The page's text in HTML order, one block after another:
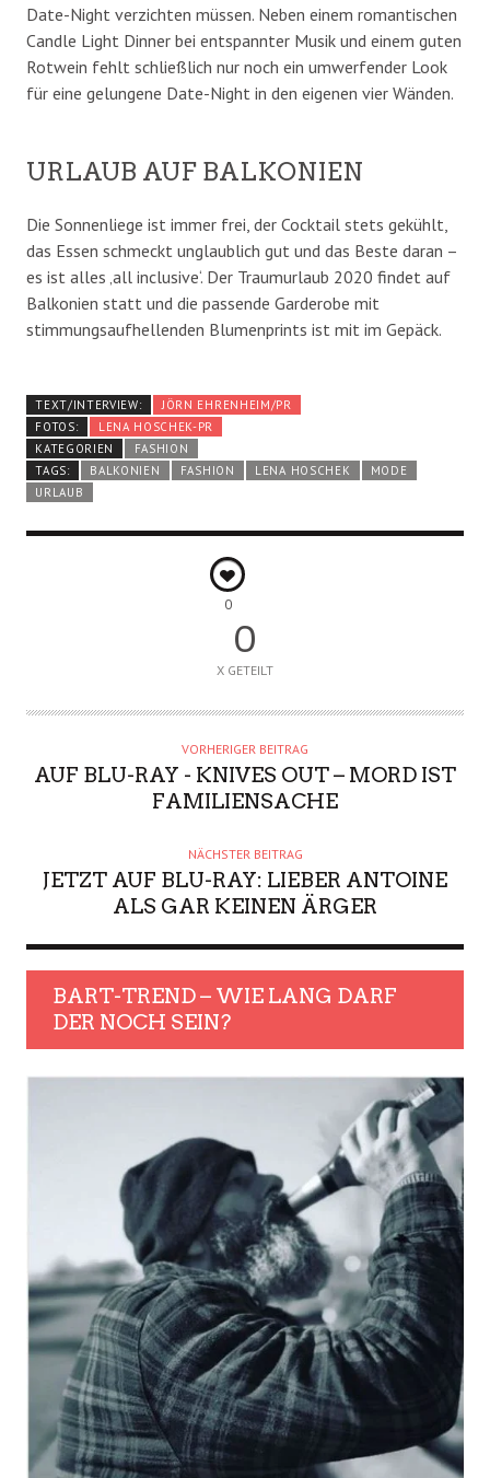
Date-Night verzichten müssen. Neben einem romantischen
Candle Light Dinner bei entspannter Musik und einem guten
Rotwein fehlt schließlich nur noch ein umwerfender Look
für eine gelungene Date-Night in den eigenen vier Wänden.
URLAUB AUF BALKONIEN
Die Sonnenliege ist immer frei, der Cocktail stets gekühlt,
das Essen schmeckt unglaublich gut und das Beste daran –
es ist alles ‚all inclusive‘. Der Traumurlaub 2020 findet auf
Balkonien statt und die passende Garderobe mit
stimmungsaufhellenden Blumenprints ist mit im Gepäck.
TEXT/INTERVIEW:
JÖRN EHRENHEIM/PR
FOTOS:
LENA HOSCHEK-PR
KATEGORIEN
FASHION
TAGS:
BALKONIEN FASHION LENA HOSCHEK
MODE
URLAUB
0
0
X GETEILT
VORHERIGER BEITRAG
AUF BLU-RAY - KNIVES OUT – MORD IST
FAMILIENSACHE
NÄCHSTER BEITRAG
JETZT AUF BLU-RAY: LIEBER ANTOINE
ALS GAR KEINEN ÄRGER
BART-TREND – WIE LANG DARF
DER NOCH SEIN?